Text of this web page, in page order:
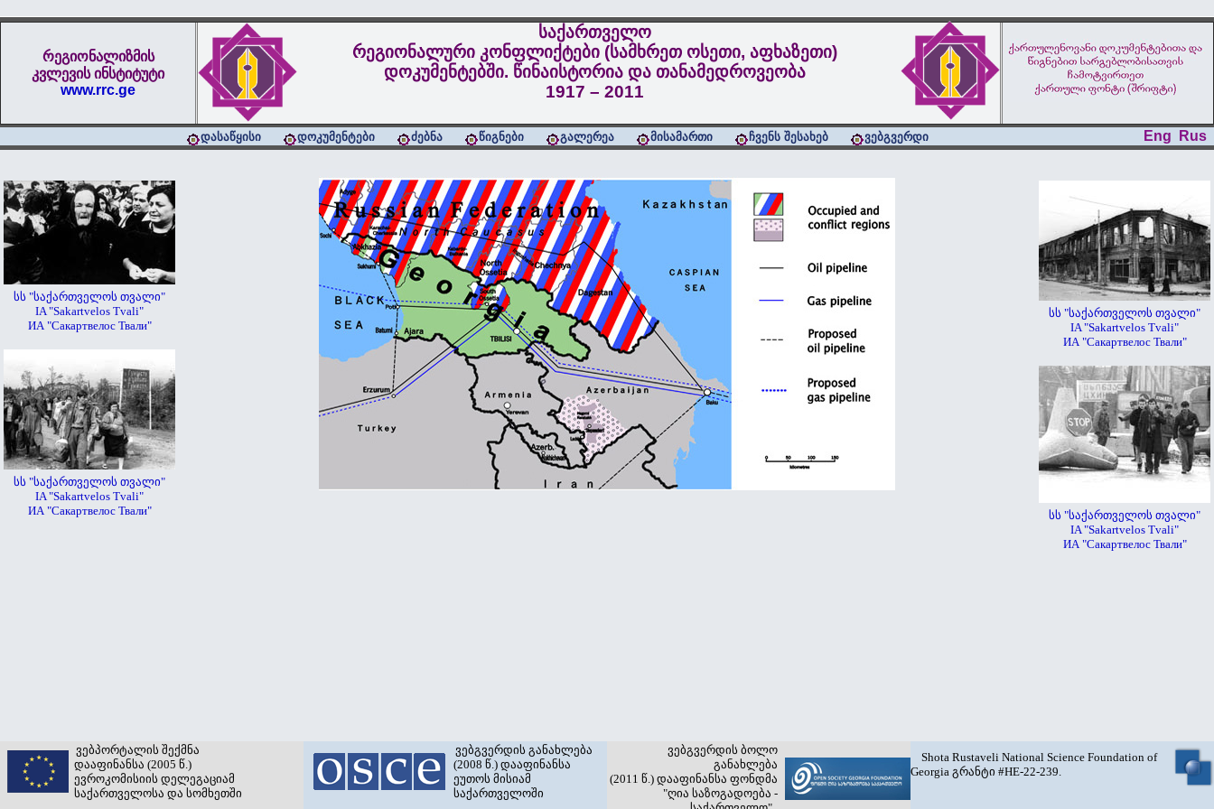
რეგიონალიზმის
კვლევის ინსტიტუტი
www.rrc.ge
საქართველო
რეგიონალური კონფლიქტები (სამხრეთ ოსეთი, აფხაზეთი)
დოკუმენტებში. წინაისტორია და თანამედროვეობა
1917 – 2011
დასაწყისი დოკუმენტები ძებნა წიგნები გალერეა მისამართი ჩვენს შესახებ ვებგვერდი Eng Rus
სს "საქართველოს თვალი"
IA "Sakartvelos Tvali"
ИА "Сакартвелос Твали"
სს "საქართველოს თვალი"
IA "Sakartvelos Tvali"
ИА "Сакартвелос Твали"
სს "საქართველოს თვალი"
IA "Sakartvelos Tvali"
ИА "Сакартвелос Твали"
სს "საქართველოს თვალი"
IA "Sakartvelos Tvali"
ИА "Сакартвелос Твали"
ვებპორტალის შექმნა
დააფინანსა (2005 წ.)
ევროკომისიის დელეგაციამ
საქართველოსა და სომხეთში
ვებგვერდის განახლება
(2008 წ.) დააფინანსა
ეუთოს მისიამ
საქართველოში
ვებგვერდის ბოლო
განახლება
(2011 წ.) დააფინანსა ფონდმა
"ღია საზოგადოება -
Shota Rustaveli National Science Foundation of
Georgia გრანტი #HE-22-239.